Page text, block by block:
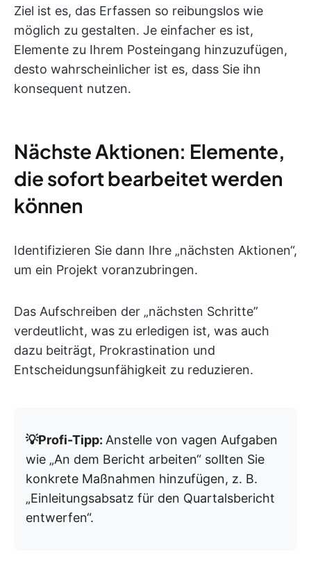
Ziel ist es, das Erfassen so reibungslos wie
möglich zu gestalten. Je einfacher es ist,
Elemente zu Ihrem Posteingang hinzuzufügen,
desto wahrscheinlicher ist es, dass Sie ihn
konsequent nutzen.
Nächste Aktionen: Elemente,
die sofort bearbeitet werden
können
Identifizieren Sie dann Ihre „nächsten Aktionen“,
um ein Projekt voranzubringen.
Das Aufschreiben der „nächsten Schritte”
verdeutlicht, was zu erledigen ist, was auch
dazu beiträgt, Prokrastination und
Entscheidungsunfähigkeit zu reduzieren.
💡Profi-Tipp: Anstelle von vagen Aufgaben
wie „An dem Bericht arbeiten“ sollten Sie
konkrete Maßnahmen hinzufügen, z. B.
„Einleitungsabsatz für den Quartalsbericht
entwerfen“.